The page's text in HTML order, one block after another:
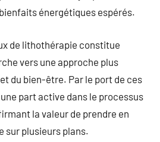
énergétiques espérés.
de lithothérapie constitue
vers une approche plus
du bien-être. Par le port de ces
part active dans le processus
la valeur de prendre en
sur plusieurs plans.